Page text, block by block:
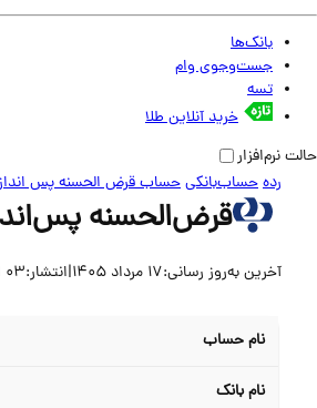
بانک‌ها
جست‌وجوی وام
تسه
خرید آنلاین طلا
حالت نرم‌افزار
ردهحساب‌بانکیحساب قرض الحسنه پس
قرض‌الحسنه
آخرین به‌روز رسانی:17 مرداد 1405 |انتشار:03 اسفند 1401
نام حساب
نام بانک